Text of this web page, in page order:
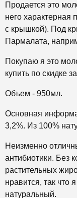
Продается это
него характерная
с крышкой). Под
Пармалата,
Покупаю я это
купить по скидке
Объем - 950мл.
Основная
3,2%. Из 100%
Неизменно
антибиотики. Без
растительных
нравится, так что
натуральный.